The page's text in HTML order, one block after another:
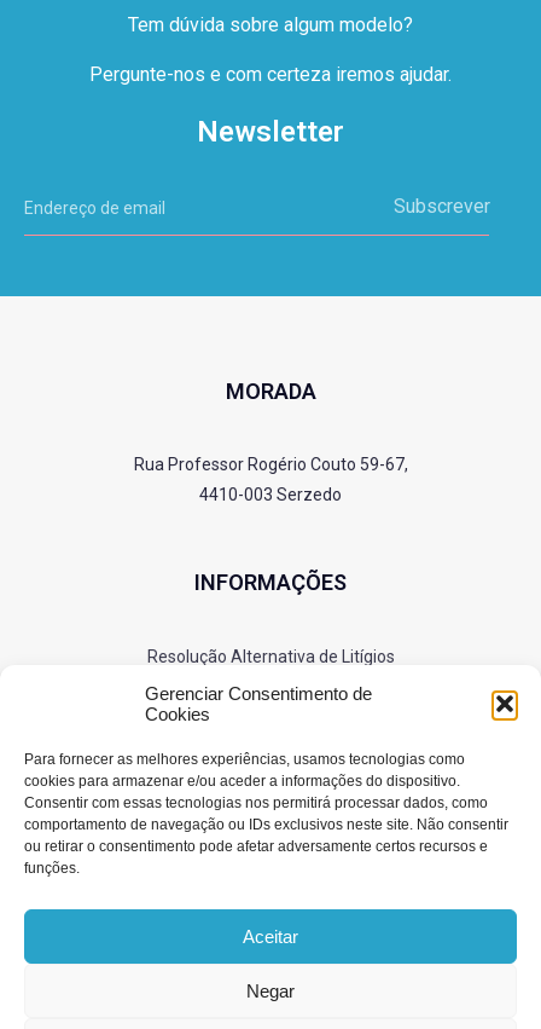
Gerenciar Consentimento de
Cookies
Para fornecer as melhores experiências, usamos tecnologias como
cookies para armazenar e/ou aceder a informações do dispositivo.
Consentir com essas tecnologias nos permitirá processar dados, como
comportamento de navegação ou IDs exclusivos neste site. Não consentir
ou retirar o consentimento pode afetar adversamente certos recursos e
funções.
Aceitar
Negar
Tem dúvida sobre algum modelo?
Pergunte-nos e com certeza iremos ajudar.
Newsletter
Subscrever
MORADA
Rua Professor Rogério Couto 59-67,
4410-003 Serzedo
INFORMAÇÕES
Resolução Alternativa de Litígios
Política de Privacidade
SIGA-NOS